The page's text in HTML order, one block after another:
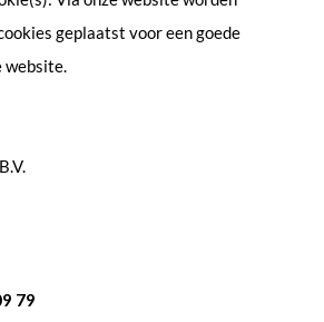
geplaatst voor een goede
website.
79